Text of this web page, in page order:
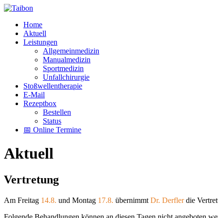
Home
Aktuell
Leistungen
Allgemeinmedizin
Manualmedizin
Sportmedizin
Unfallchirurgie
Stoßwellentherapie
E-Mail
Rezeptbox
Bestellen
Status
📅 Online Termine
Aktuell
Vertretung
Am Freitag 14.8. und Montag 17.8. übernimmt Dr. Derflerdie